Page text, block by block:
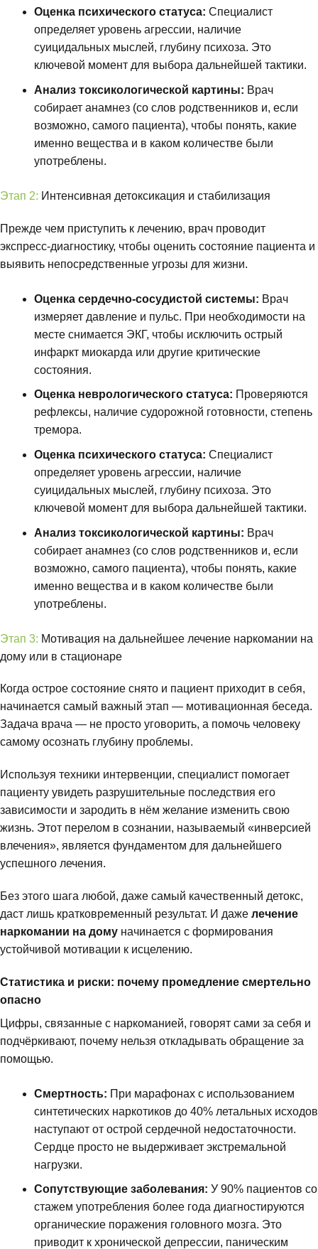
Оценка психического статуса: Специалист
определяет уровень агрессии, наличие
суицидальных мыслей, глубину психоза. Это
ключевой момент для выбора дальнейшей тактики.
Анализ токсикологической картины: Врач
собирает анамнез (со слов родственников и, если
возможно, самого пациента), чтобы понять, какие
именно вещества и в каком количестве были
употреблены.
Этап 2: Интенсивная детоксикация и стабилизация
Прежде чем приступить к лечению, врач проводит
экспресс-диагностику, чтобы оценить состояние пациента и
выявить непосредственные угрозы для жизни.
Оценка сердечно-сосудистой системы: Врач
измеряет давление и пульс. При необходимости на
месте снимается ЭКГ, чтобы исключить острый
инфаркт миокарда или другие критические
состояния.
Оценка неврологического статуса: Проверяются
рефлексы, наличие судорожной готовности, степень
тремора.
Оценка психического статуса: Специалист
определяет уровень агрессии, наличие
суицидальных мыслей, глубину психоза. Это
ключевой момент для выбора дальнейшей тактики.
Анализ токсикологической картины: Врач
собирает анамнез (со слов родственников и, если
возможно, самого пациента), чтобы понять, какие
именно вещества и в каком количестве были
употреблены.
Этап 3: Мотивация на дальнейшее лечение наркомании на
дому или в стационаре
Когда острое состояние снято и пациент приходит в себя,
начинается самый важный этап — мотивационная беседа.
Задача врача — не просто уговорить, а помочь человеку
самому осознать глубину проблемы.
Используя техники интервенции, специалист помогает
пациенту увидеть разрушительные последствия его
зависимости и зародить в нём желание изменить свою
жизнь. Этот перелом в сознании, называемый «инверсией
влечения», является фундаментом для дальнейшего
успешного лечения.
Без этого шага любой, даже самый качественный детокс,
даст лишь кратковременный результат. И даже лечение
наркомании на дому начинается с формирования
устойчивой мотивации к исцелению.
Статистика и риски: почему промедление смертельно
опасно
Цифры, связанные с наркоманией, говорят сами за себя и
подчёркивают, почему нельзя откладывать обращение за
помощью.
Смертность: При марафонах с использованием
синтетических наркотиков до 40% летальных исходов
наступают от острой сердечной недостаточности.
Сердце просто не выдерживает экстремальной
нагрузки.
Сопутствующие заболевания: У 90% пациентов со
стажем употребления более года диагностируются
органические поражения головного мозга. Это
приводит к хронической депрессии, паническим